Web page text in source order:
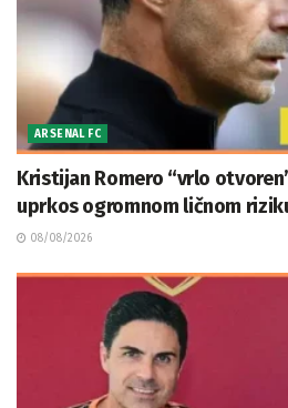
ARSENAL FC
Kristijan Romero “vrlo
uprkos ogromnom ličnom
08/08/2026